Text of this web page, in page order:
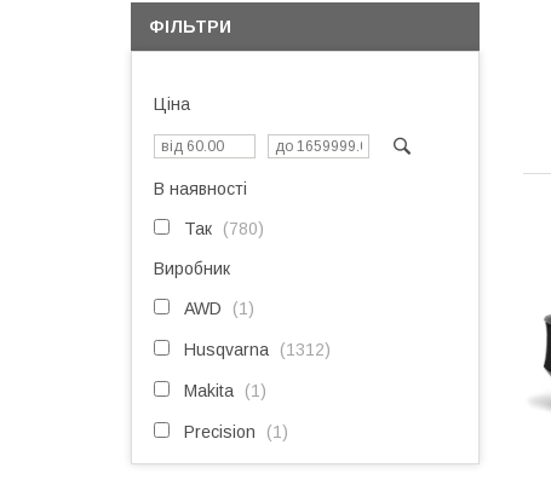
ФІЛЬТРИ
Ціна
В наявності
Так 780
Виробник
AWD 1
Husqvarna 1312
Makita 1
Precision 1